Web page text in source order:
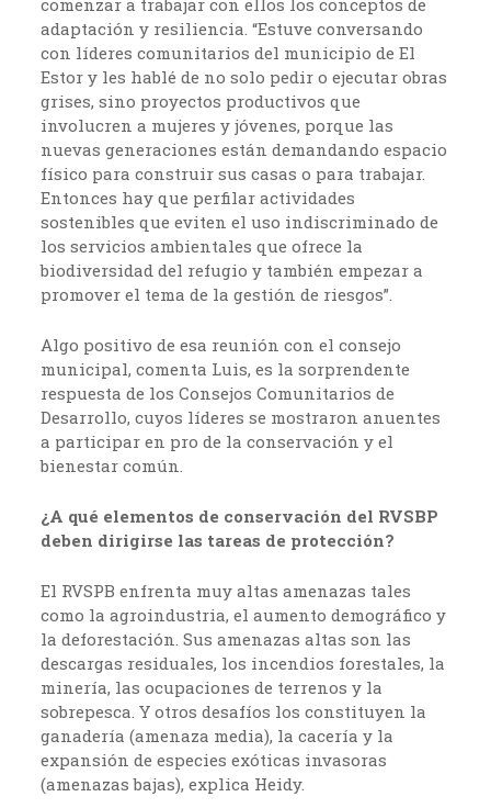
adaptación y resiliencia. “Estuve conversando
con líderes comunitarios del municipio de El
Estor y les hablé de no solo pedir o ejecutar obras
grises, sino proyectos productivos que
involucren a mujeres y jóvenes, porque las
nuevas generaciones están demandando espacio
físico para construir sus casas o para trabajar.
Entonces hay que perfilar actividades
sostenibles que eviten el uso indiscriminado de
los servicios ambientales que ofrece la
biodiversidad del refugio y también empezar a
promover el tema de la gestión de riesgos”.
Algo positivo de esa reunión con el consejo
municipal, comenta Luis, es la sorprendente
respuesta de los Consejos Comunitarios de
Desarrollo, cuyos líderes se mostraron anuentes
a participar en pro de la conservación y el
bienestar común.
¿A qué elementos de conservación del RVSBP
deben dirigirse las tareas de protección?
El RVSPB enfrenta muy altas amenazas tales
como la agroindustria, el aumento demográfico y
la deforestación. Sus amenazas altas son las
descargas residuales, los incendios forestales, la
minería, las ocupaciones de terrenos y la
sobrepesca. Y otros desafíos los constituyen la
ganadería (amenaza media), la cacería y la
expansión de especies exóticas invasoras
(amenazas bajas), explica Heidy.